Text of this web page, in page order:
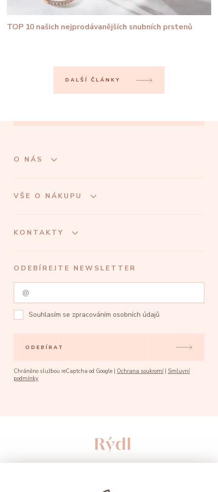
TOP 10 našich nejprodávanějších snubních prstenů
DALŠÍ ČLÁNKY
O NÁS
VŠE O NÁKUPU
KONTAKTY
ODEBÍREJTE NEWSLETTER
Souhlasím se zpracováním osobních údajů
ODEBÍRAT
Chráněno službou reCaptcha od Google | Ochrana soukromí
Smluvní
podmínky